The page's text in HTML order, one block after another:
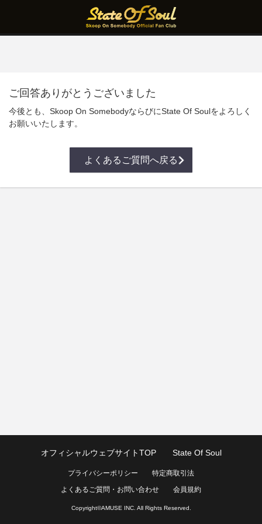
ご回答ありがとうございました
今後とも、Skoop On SomebodyならびにState Of Soulをよろしく
お願いいたします。
よくあるご質問へ戻る
オフィシャルウェブサイトTOP State Of Soul
プライバシーポリシー
特定商取引法
よくあるご質問・お問い合わせ
会員規約
Copyright©AMUSE INC. All Rights Reserved.